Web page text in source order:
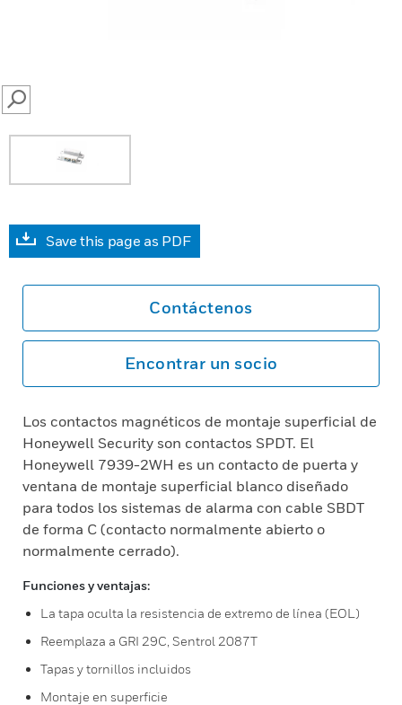
SEARCH
Save this page as PDF
Contáctenos
Encontrar un socio
Los contactos magnéticos de montaje superficial de
Honeywell Security son contactos SPDT. El
Honeywell 7939-2WH es un contacto de puerta y
ventana de montaje superficial blanco diseñado
para todos los sistemas de alarma con cable SBDT
de forma C (contacto normalmente abierto o
normalmente cerrado).
Funciones y ventajas:
La tapa oculta la resistencia de extremo de línea (EOL)
Reemplaza a GRI 29C, Sentrol 2087T
Tapas y tornillos incluidos
Montaje en superficie